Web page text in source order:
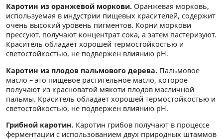
Каротин из оранжевой моркови. Оранжевая морковь,
используемая в индустрии пищевых красителей, содержит
очень высокий уровень пигментов. Корни моркови
прессуют, получают концентрат сока, а затем пастеризуют.
Краситель обладает хорошей термостойкостью и
светостойкостью, не подвержен влиянию pH.
Каротин из плодов пальмового дерева. Пальмовое
масло – это пищевое растительное масло, которое
получают из красноватой мякоти плодов масличной
пальмы. Краситель обладает хорошей термостойкостью и
светостойкостью, не подвержен влиянию pH.
Грибной каротин. Каротин грибов получают в процессе
ферментации с использованием двух природных штаммов